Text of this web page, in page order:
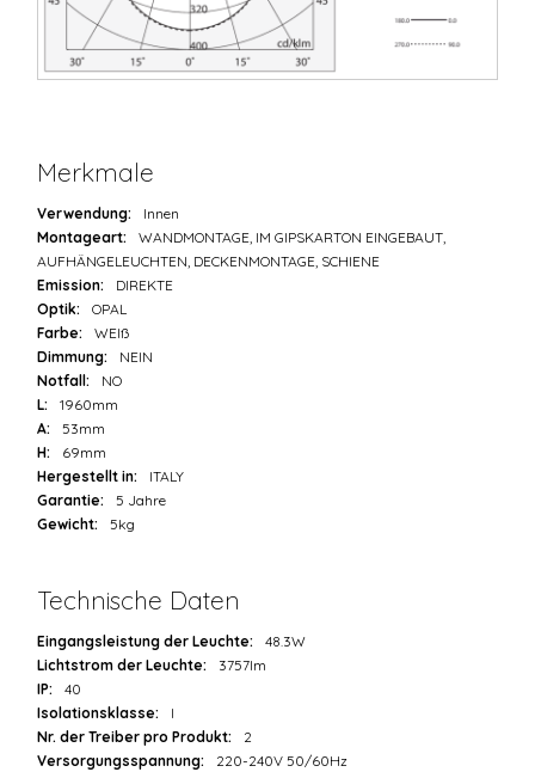
Merkmale
Verwendung:
Innen
Montageart:
WANDMONTAGE, IM GIPSKARTON EINGEBAUT,
AUFHÄNGELEUCHTEN, DECKENMONTAGE, SCHIENE
Emission:
DIREKTE
Optik:
OPAL
Farbe:
WEIß
Dimmung:
NEIN
Notfall:
NO
L:
1960mm
A:
53mm
H:
69mm
Hergestellt in:
ITALY
Garantie:
5 Jahre
Gewicht:
5kg
Technische Daten
Eingangsleistung der Leuchte:
48.3W
Lichtstrom der Leuchte:
3757lm
IP:
40
Isolationsklasse:
I
Nr. der Treiber pro Produkt:
2
Versorgungsspannung:
220-240V 50/60Hz